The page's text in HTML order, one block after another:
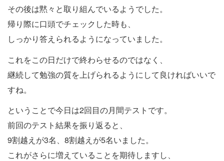
その後は黙々と取り組んでいるようでした。
帰り際に口頭でチェックした時も、
しっかり答えられるようになっていました。
これをこの日だけで終わらせるのではなく、
継続して勉強の質を上げられるようにして良ければいいで
すね。
ということで今日は2回目の月間テストです。
前回のテスト結果を振り返ると、
9割越えが3名、8割越えが5名いました。
これがさらに増えていることを期待しますし、